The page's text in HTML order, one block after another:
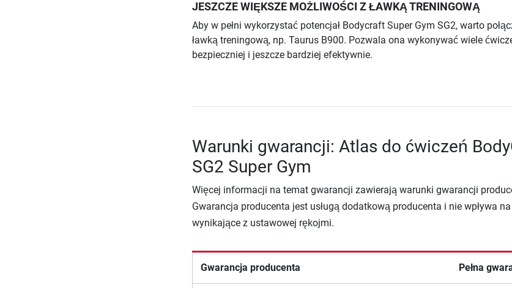
JESZCZE WIĘKSZE MOŻLIWOŚCI Z ŁAWKĄ TRENINGOWĄ
Aby w pełni wykorzystać potencjał Bodycraft Super Gym SG2, warto
ławką treningową, np. Taurus B900. Pozwala ona wykonywać wiele
bezpieczniej i jeszcze bardziej efektywnie.
Warunki gwarancji: Atlas do ćwiczeń
SG2 Super Gym
Więcej informacji na temat gwarancji zawierają warunki gwarancji
Gwarancja producenta jest usługą dodatkową producenta i nie wpływa
wynikające z ustawowej rękojmi.
Gwarancja producenta Pełna